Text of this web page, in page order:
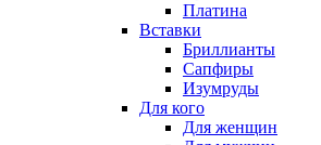
Платина
Вставки
Бриллианты
Сапфиры
Изумруды
Для кого
Для женщин